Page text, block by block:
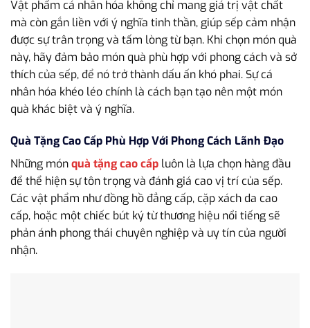
Vật phẩm cá nhân hóa không chỉ mang giá trị vật chất
mà còn gắn liền với ý nghĩa tinh thần, giúp sếp cảm nhận
được sự trân trọng và tấm lòng từ bạn. Khi chọn món quà
này, hãy đảm bảo món quà phù hợp với phong cách và sở
thích của sếp, để nó trở thành dấu ấn khó phai. Sự cá
nhân hóa khéo léo chính là cách bạn tạo nên một món
quà khác biệt và ý nghĩa.
Quà Tặng Cao Cấp Phù Hợp Với Phong Cách Lãnh Đạo
Những mónquà tặng cao cấp luôn là lựa chọn hàng đầu
để thể hiện sự tôn trọng và đánh giá cao vị trí của sếp.
Các vật phẩm như đồng hồ đẳng cấp, cặp xách da cao
cấp, hoặc một chiếc bút ký từ thương hiệu nổi tiếng sẽ
phản ánh phong thái chuyên nghiệp và uy tín của người
nhận.